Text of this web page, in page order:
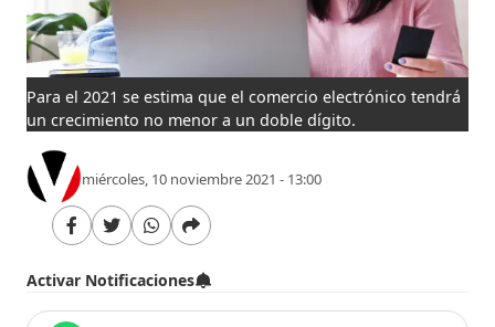
Para el 2021 se estima que el comercio electrónico tendrá
un crecimiento no menor a un doble dígito.
miércoles, 10 noviembre 2021 - 13:00
Activar Notificaciones